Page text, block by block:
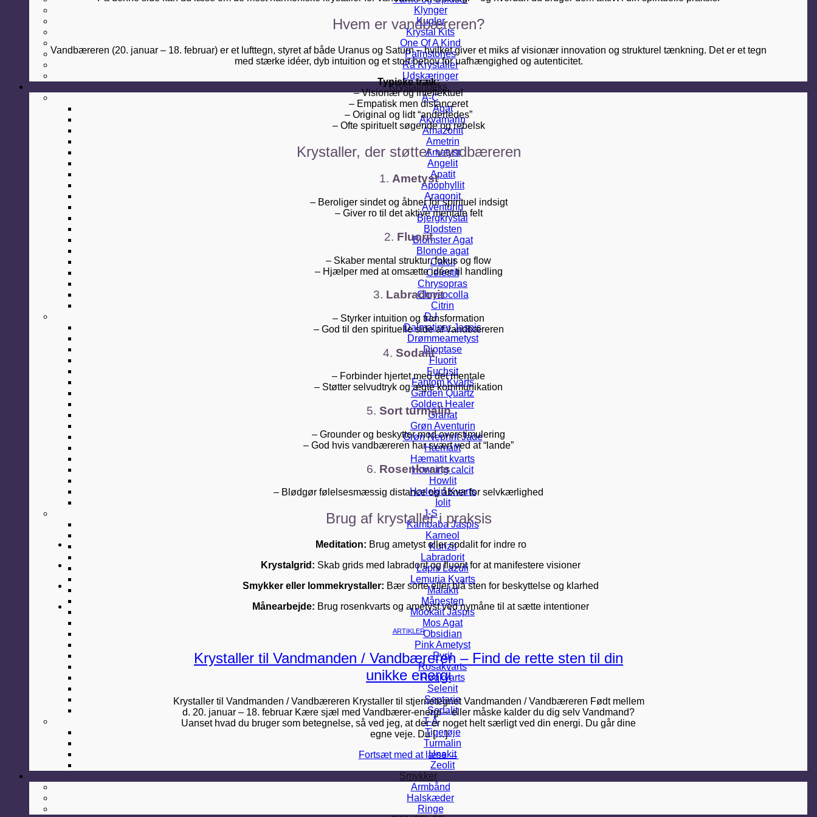
Klynger
Kugler
Krystal Kits
One Of A Kind
Palmstones
Rå Krystaller
Udskæringer
Krystalindeks
A-C
Agat
Akvamarin
Amazonit
Ametrin
Ametyst
Angelit
Apatit
Apophyllit
Aragonit
Aventurin
Bjergkrystal
Blodsten
Blomster Agat
Blonde agat
Calcit
Celestit
Chrysopras
Chrysocolla
Citrin
D-I
Dalmatiner Jaspis
Drømmeametyst
Dioptase
Fluorit
Fuchsit
Fantom Kvarts
Garden Quartz
Golden Healer
Granat
Grøn Aventurin
Grøn Nephrit Jade
Hæmatit
Hæmatit kvarts
Honning calcit
Howlit
Harlekin Kvarts
Iolit
J-S
Kambaba Jaspis
Karneol
Kunzit
Labradorit
Lapis Lazuli
Lemuria Kvarts
Malakit
Månesten
Mookait Jaspis
Mos Agat
Obsidian
Pink Ametyst
Pyrit
Rosakvarts
Røgkvarts
Selenit
Septarie
Sodalit
T-Å
Tigerøje
Turmalin
Unakit
Zeolit
Smykker
Armbånd
Halskæder
Ringe
Hvem er vandbæreren?
Vandbæreren (20. januar – 18. februar) er et lufttegn, styret af både Uranus og Saturn – hvilket giver et miks af visionær innovation og strukturel tænkning. Det er et tegn
med stærke idéer, dyb intuition og et stort behov for uafhængighed og autenticitet.
Typiske træk:
– Visionær og intellektuel
– Empatisk men distanceret
– Original og lidt “anderledes”
– Ofte spirituelt søgende og rebelsk
Krystaller, der støtter vandbæreren
1. Ametyst
– Beroliger sindet og åbner for spirituel indsigt
– Giver ro til det aktive mentale felt
2. Fluorit
– Skaber mental struktur, fokus og flow
– Hjælper med at omsætte idéer til handling
3. Labradorit
– Styrker intuition og transformation
– God til den spirituelle side af vandbæreren
4. Sodalit
– Forbinder hjertet med det mentale
– Støtter selvudtryk og ægte kommunikation
5. Sort turmalin
– Grounder og beskytter mod overstimulering
– God hvis vandbæreren har svært ved at “lande”
6. Rosenkvarts
– Blødgør følelsesmæssig distance og åbner for selvkærlighed
Brug af krystaller i praksis
Meditation: Brug ametyst eller sodalit for indre ro
Krystalgrid: Skab grids med labradorit og fluorit for at manifestere visioner
Smykker eller lommekrystaller: Bær sorte eller blå sten for beskyttelse og klarhed
Månearbejde: Brug rosenkvarts og ametyst ved nymåne til at sætte intentioner
ARTIKLER
Krystaller til Vandmanden / Vandbæreren – Find de rette sten til din
unikke energi
Krystaller til Vandmanden / Vandbæreren Krystaller til stjernetegnet Vandmanden / Vandbæreren Født mellem
d. 20. januar – 18. februar Kære sjæl med Vandbærer-energi – eller måske kalder du dig selv Vandmand?
Uanset hvad du bruger som betegnelse, så ved jeg, at der er noget helt særligt ved din energi. Du går dine
egne veje. Du […]
Fortsæt med at læse→